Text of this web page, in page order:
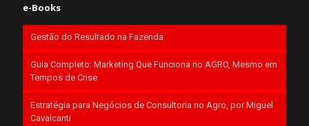
e-Books
Gestão do Resultado na Fazenda
Guia Completo: Marketing Que Funciona no AGRO, Mesmo em
Tempos de Crise
Estratégia para Negócios de Consultoria no Agro, por Miguel
Cavalcanti